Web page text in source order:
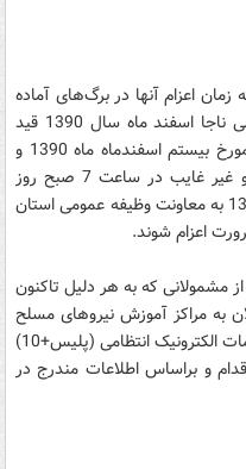
اعزام آنها در برگ‌های آماده
به خدمت صادره از سازمان وظیفه عمومی ناجا اسفند ماه سال 1390 قید
شده است در ساعت 7 صبح روز شنبه مورخ بیستم اسفندماه ماه 1390 و
کلیه مشمولان عادی (زیر دیپلم) غایب و غیر غایب در ساعت 7 صبح روز
یکشنبه مورخ بیست و یکم اسفند ماه 1390 به معاونت وظیفه عمومی استان
اعزام شوند.
مشمولانی که به هر دلیل تاکنون
به مراکز آموزش نیروهای مسلح
نشده‌اند می‌توانند به نزدیکترین دفاتر خدمات الکترونیک انتظامی (پلیس+10)
و براساس اطلاعات مندرج در